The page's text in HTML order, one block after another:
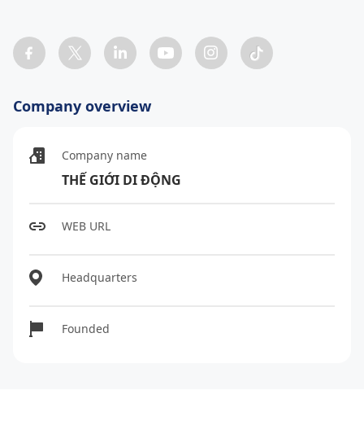
Company overview
Company name
THẾ GIỚI DI ĐỘNG
WEB URL
Headquarters
Founded